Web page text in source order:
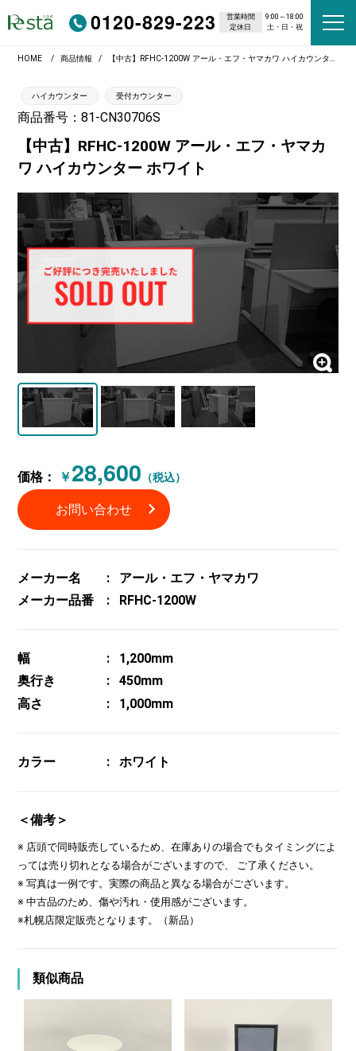
0120-829-223 営業時間
9:00～18:00
定休日
土・日・祝
HOME 商品情報 【中古】RFHC-1200W アール・エフ・ヤマカワ ハイカウンター ホワイト
ハイカウンター 受付カウンター
商品番号：81-CN30706S
【中古】RFHC-1200W アール・エフ・ヤマカ
ワ ハイカウンター ホワイト
価格： ￥28,600 （税込）
お問い合わせ
メーカー名
アール・エフ・ヤマカワ
メーカー品番
RFHC-1200W
幅
1,200mm
奥行き
450mm
高さ
1,000mm
カラー ホワイト
＜備考＞
※ 店頭で同時販売しているため、在庫ありの場合でもタイミングによ
っては売り切れとなる場合がございますので、 ご了承ください。
※ 写真は一例です。実際の商品と異なる場合がございます。
※ 中古品のため、傷や汚れ・使用感がございます。
※札幌店限定販売となります。（新品）
類似商品